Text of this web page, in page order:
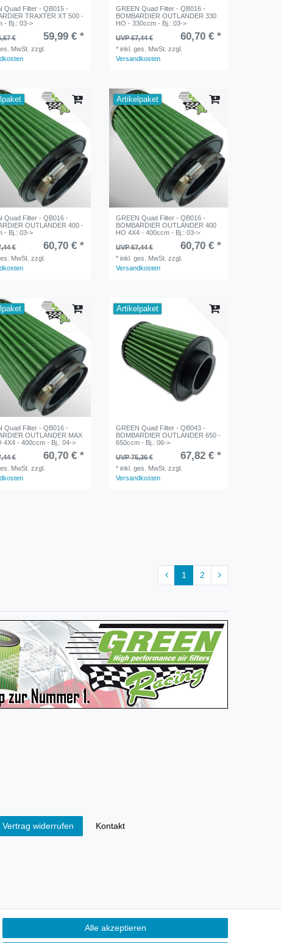
Quad Filter - QB015 -
TRAXTER XT 500 -
- Bj.: 03->
€
59,99 € *
MwSt. zzgl.
GREEN Quad Filter - QB016 -
BOMBARDIER OUTLANDER 330
HO - 330ccm - Bj.: 03->
UVP 67,44 €
60,70 € *
*inkl. ges. MwSt. zzgl.
Versandkosten
Quad Filter - QB016 -
OUTLANDER 400 -
- Bj.: 03->
€
60,70 € *
MwSt. zzgl.
Artikelpaket
GREEN Quad Filter - QB016 -
BOMBARDIER OUTLANDER 400
HO 4X4 - 400ccm - Bj.: 03->
UVP 67,44 €
60,70 € *
*inkl. ges. MwSt. zzgl.
Versandkosten
Quad Filter - QB016 -
OUTLANDER MAX
4X4 - 400ccm - Bj.: 04->
€
60,70 € *
MwSt. zzgl.
Artikelpaket
GREEN Quad Filter - QB043 -
BOMBARDIER OUTLANDER 650 -
650ccm - Bj.: 06->
UVP 75,36 €
67,82 € *
*inkl. ges. MwSt. zzgl.
Versandkosten
1 2
Vertrag widerrufen Kontakt
Alle akzeptieren